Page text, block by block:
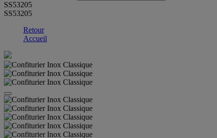
SS53205
SS53205
Retour
Accueil